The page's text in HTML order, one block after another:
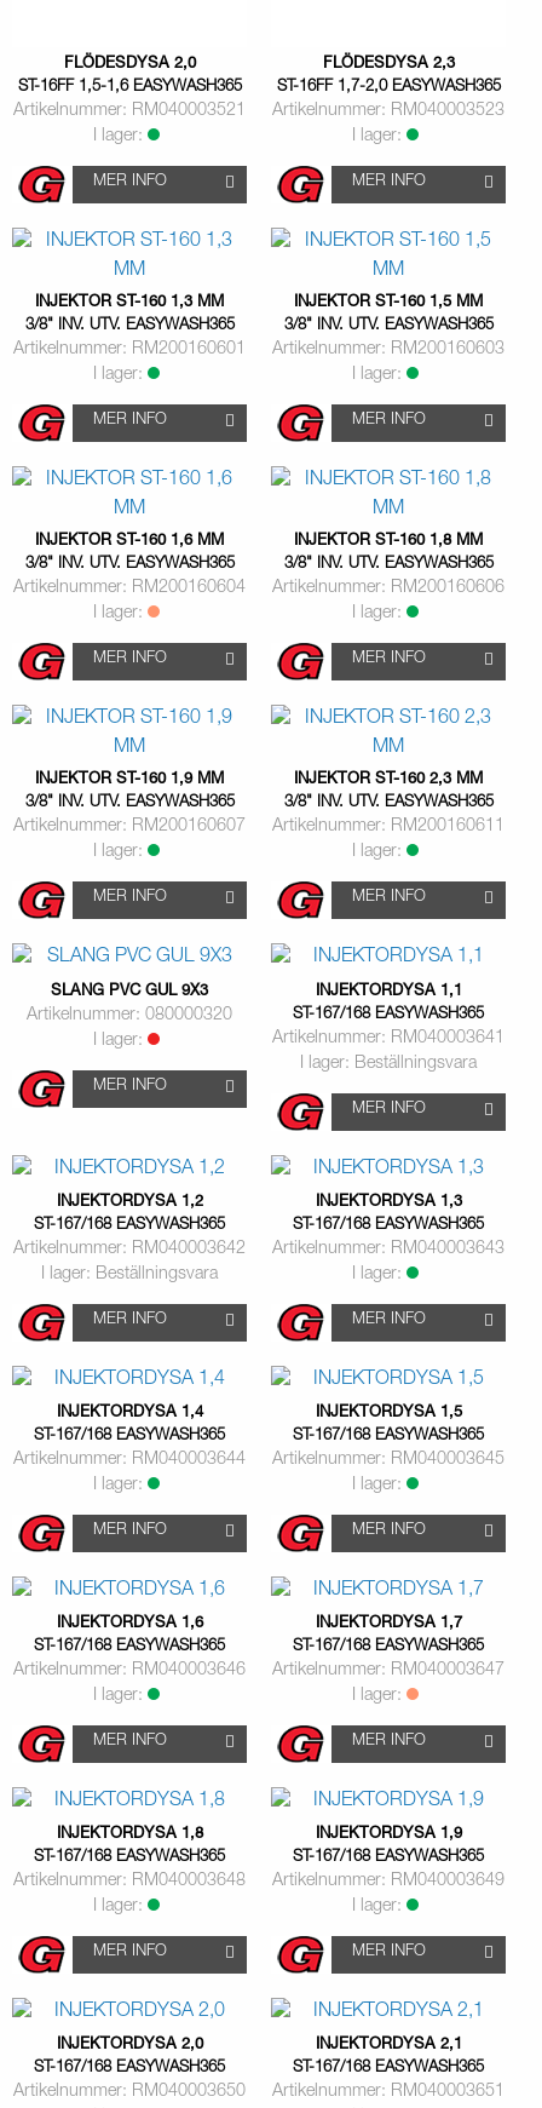
FLÖDESDYSA 2,0
ST-16FF 1,5-1,6 EASYWASH365
Artikelnummer: RM040003521
I lager:
MER INFO
FLÖDESDYSA 2,3
ST-16FF 1,7-2,0 EASYWASH365
Artikelnummer: RM040003523
I lager:
MER INFO
INJEKTOR ST-160 1,3 MM
3/8" INV. UTV. EASYWASH365
Artikelnummer: RM200160601
I lager:
MER INFO
INJEKTOR ST-160 1,5 MM
3/8" INV. UTV. EASYWASH365
Artikelnummer: RM200160603
I lager:
MER INFO
INJEKTOR ST-160 1,6 MM
3/8" INV. UTV. EASYWASH365
Artikelnummer: RM200160604
I lager:
MER INFO
INJEKTOR ST-160 1,8 MM
3/8" INV. UTV. EASYWASH365
Artikelnummer: RM200160606
I lager:
MER INFO
INJEKTOR ST-160 1,9 MM
3/8" INV. UTV. EASYWASH365
Artikelnummer: RM200160607
I lager:
MER INFO
INJEKTOR ST-160 2,3 MM
3/8" INV. UTV. EASYWASH365
Artikelnummer: RM200160611
I lager:
MER INFO
SLANG PVC GUL 9X3
Artikelnummer: 080000320
I lager:
MER INFO
INJEKTORDYSA 1,1
ST-167/168 EASYWASH365
Artikelnummer: RM040003641
I lager: Beställningsvara
MER INFO
INJEKTORDYSA 1,2
ST-167/168 EASYWASH365
Artikelnummer: RM040003642
I lager: Beställningsvara
MER INFO
INJEKTORDYSA 1,3
ST-167/168 EASYWASH365
Artikelnummer: RM040003643
I lager:
MER INFO
INJEKTORDYSA 1,4
ST-167/168 EASYWASH365
Artikelnummer: RM040003644
I lager:
MER INFO
INJEKTORDYSA 1,5
ST-167/168 EASYWASH365
Artikelnummer: RM040003645
I lager:
MER INFO
INJEKTORDYSA 1,6
ST-167/168 EASYWASH365
Artikelnummer: RM040003646
I lager:
MER INFO
INJEKTORDYSA 1,7
ST-167/168 EASYWASH365
Artikelnummer: RM040003647
I lager:
MER INFO
INJEKTORDYSA 1,8
ST-167/168 EASYWASH365
Artikelnummer: RM040003648
I lager:
MER INFO
INJEKTORDYSA 1,9
ST-167/168 EASYWASH365
Artikelnummer: RM040003649
I lager:
MER INFO
INJEKTORDYSA 2,0
ST-167/168 EASYWASH365
Artikelnummer: RM040003650
INJEKTORDYSA 2,1
ST-167/168 EASYWASH365
Artikelnummer: RM040003651